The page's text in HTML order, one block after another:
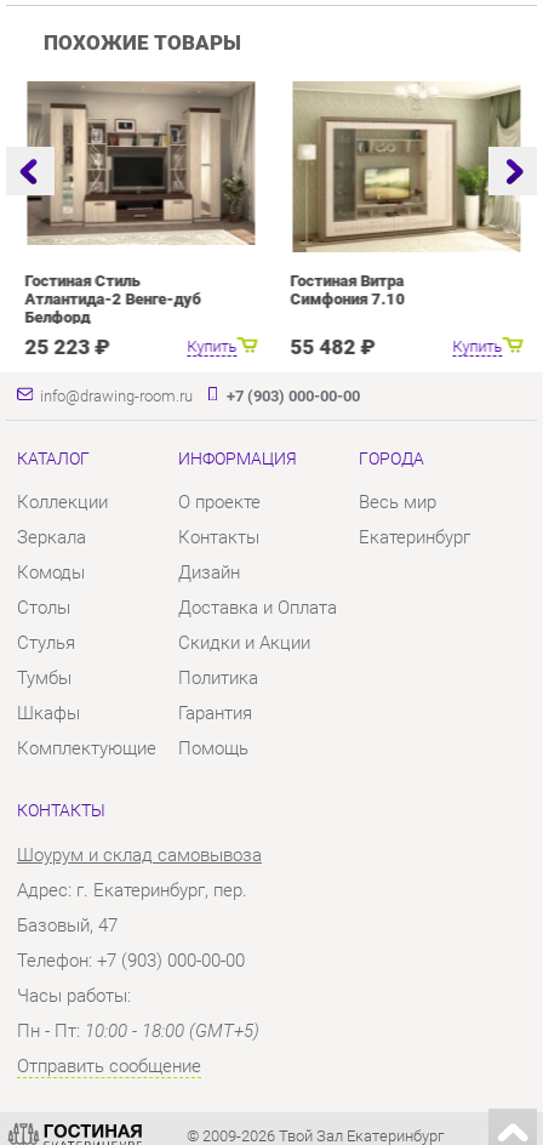
Купить
Гостиная Стиль
Белфорд
25 223 ₽ Купить
55 482 ₽
info@drawing-room.ru +7 (903) 000-00-00
КАТАЛОГ
Зеркала
Стулья
Шкафы
Комплектующие
ИНФОРМАЦИЯ
Контакты
Скидки и Акции
Гарантия
Помощь
ГОРОДА
Екатеринбург
КОНТАКТЫ
Шоурум и склад самовывоза
Адрес: г. Екатеринбург, пер.
Базовый, 47
Телефон: +7 (903) 000-00-00
Часы работы:
Отправить сообщение